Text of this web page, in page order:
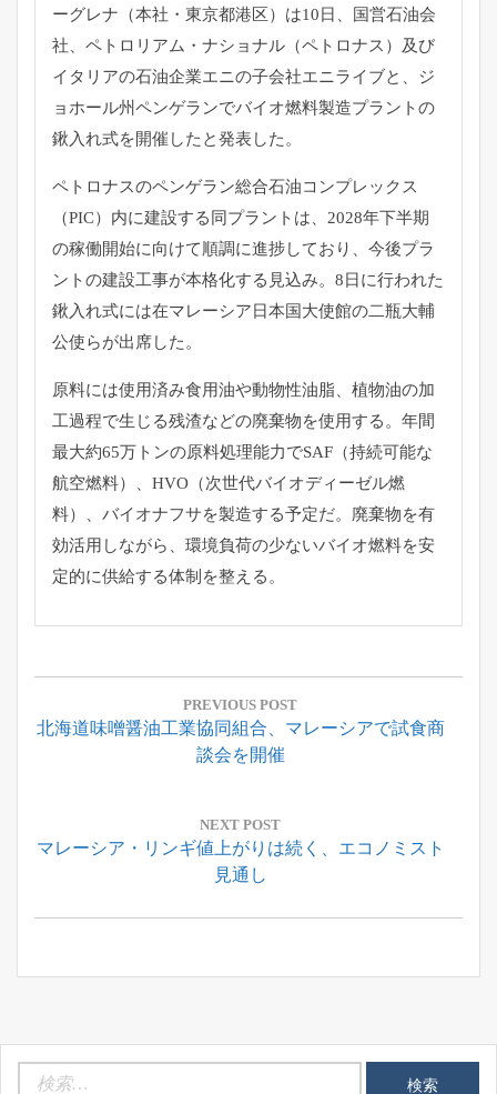
ーグレナ（本社・東京都港区）は10日、国営石油会
社、 ペトロリアム・ナショナル（ペトロナス）
及び
イタリアの石油企業エニの子会社エニライブと、 ジ
ョホール州ペンゲランでバイオ燃料製造プラントの
鍬入れ式を開催したと発表した。
ペトロナスのペンゲラン総合石油コンプレックス
（PIC） 内に建設する同プラントは、 2028年下半期
の稼働開始に向けて順調に進捗しており、 今後プラ
ントの建設工事が本格化する見込み。 8日に行われた
鍬入れ式には在マレーシア日本国大使館の二瓶大輔
公使らが出席した。
原料には使用済み食用油や動物性油脂、 植物油の加
工過程で生じる残渣などの廃棄物を使用する。 年間
最大約65万トンの原料処理能力でSAF（持続可能な
航空燃料）、HVO（次世代バイオディーゼル燃
料）、 バイオナフサを製造する予定だ。廃棄物を有
効活用しながら、 環境負荷の少ないバイオ燃料を安
定的に供給する体制を整える。
投
ナ
シ
ン
PREVIOUS POST
Previous
北海道味噌醤油工業協同組合、マレーシアで試食商
談会を開催
NEXT POST
Next
マレーシア・リンギ値上がりは続く、エコノミスト
見通し